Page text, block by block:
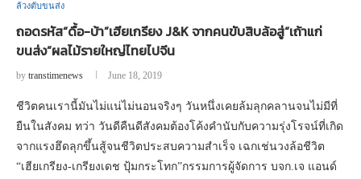
ล้วงตับขนส่ง
ถอดรหัส“ดื้อ-บ้า”เฮียเกรียง J&K จากคนขับสิบล้อสู่“เถ้าแก่
ขนส่ง”ผลไม้รายใหญ่ไทยไปจีน
by transtimenews June 18, 2019
ชีวิตคนเรานี้มันไม่แน่ไม่นอนจริงๆ วันหนึ่งเคยล้มลุกคลานจนไม่มีที่
ยืนในสังคม ทว่า วันดีคืนดีสังคมต้องโค้งคำนับกับความรุ่งโรจน์ที่เกิด
จากแรงฮึดลุกขึ้นสู้จนชีวิตประสบความสำเร็จ เฉกเช่นวงล้อชีวิต
“เฮียเกรียง-เกรียงเดช ปุ้มกระโทก”กรรมการผู้จัดการ บจก.เจ แอนด์